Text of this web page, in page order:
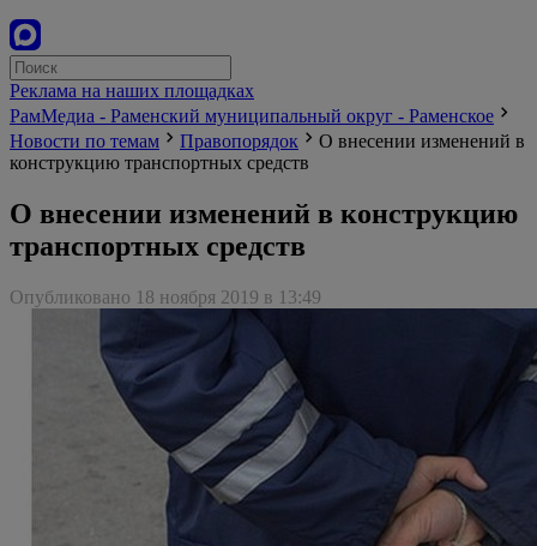
Реклама на наших площадках
РамМедиа - Раменский муниципальный округ - Раменское
Новости по темам
Правопорядок
О внесении изменений в
конструкцию транспортных средств
О внесении изменений в конструкцию
транспортных средств
Опубликовано 18 ноября 2019 в 13:49